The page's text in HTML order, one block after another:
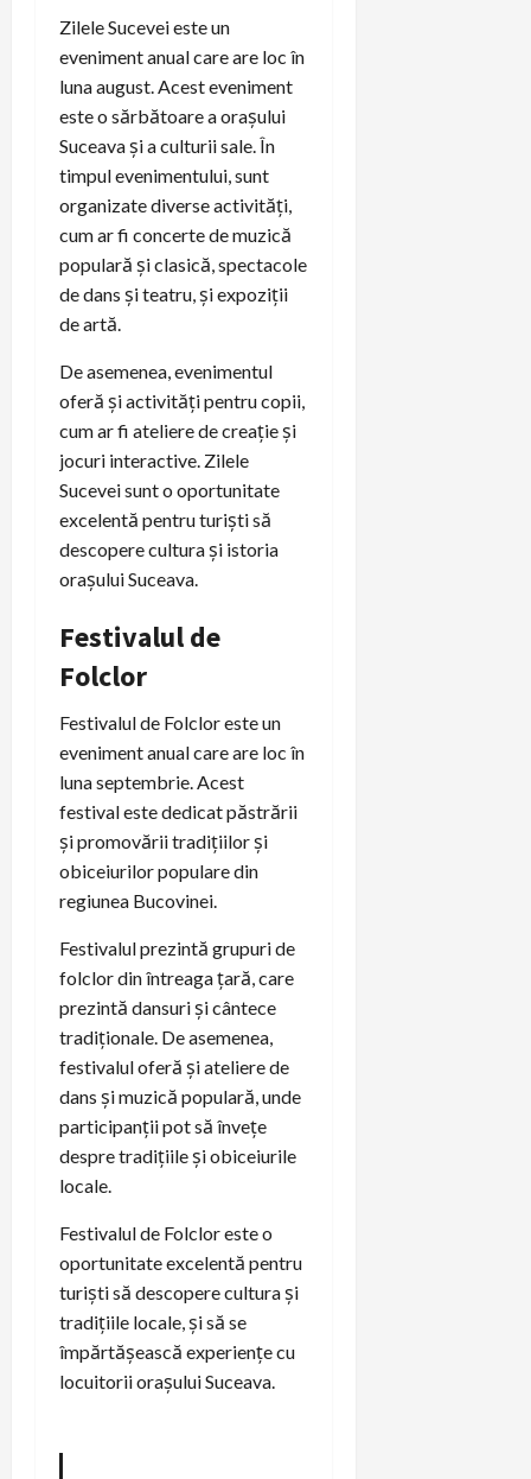
Zilele Sucevei este un
eveniment anual care are loc în
luna august. Acest eveniment
este o sărbătoare a orașului
Suceava și a culturii sale. În
timpul evenimentului, sunt
organizate diverse activități,
cum ar fi concerte de muzică
populară și clasică, spectacole
de dans și teatru, și expoziții
de artă.
De asemenea, evenimentul
oferă și activități pentru copii,
cum ar fi ateliere de creație și
jocuri interactive. Zilele
Sucevei sunt o oportunitate
excelentă pentru turiști să
descopere cultura și istoria
orașului Suceava.
Festivalul de
Folclor
Festivalul de Folclor este un
eveniment anual care are loc în
luna septembrie. Acest
festival este dedicat păstrării
și promovării tradițiilor și
obiceiurilor populare din
regiunea Bucovinei.
Festivalul prezintă grupuri de
folclor din întreaga țară, care
prezintă dansuri și cântece
tradiționale. De asemenea,
festivalul oferă și ateliere de
dans și muzică populară, unde
participanții pot să învețe
despre tradițiile și obiceiurile
locale.
Festivalul de Folclor este o
oportunitate excelentă pentru
turiști să descopere cultura și
tradițiile locale, și să se
împărtășească experiențe cu
locuitorii orașului Suceava.